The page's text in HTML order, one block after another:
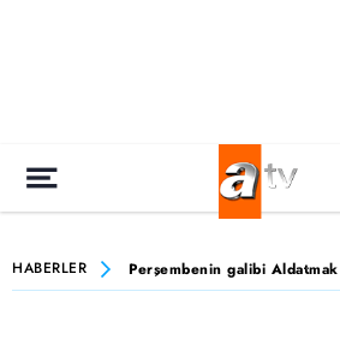
HABERLER Perşembenin galibi Aldatmak